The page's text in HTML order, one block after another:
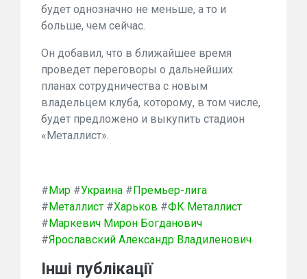
будет однозначно не меньше, а то и
больше, чем сейчас.
Он добавил, что в ближайшее время
проведет переговоры о дальнейших
планах сотрудничества с новым
владельцем клуба, которому, в том числе,
будет предложено и выкупить стадион
«Металлист».
#Мир #Украина #Премьер-лига
#Металлист #Харьков #ФК Металлист
#Маркевич Мирон Богданович
#Ярославский Александр Владиленович
Інші публікації